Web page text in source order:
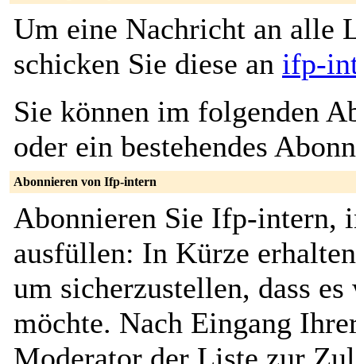
Um eine Nachricht an alle
schicken Sie diese an ifp-
Sie können im folgenden
oder ein bestehendes
Abonnieren von Ifp-intern
Abonnieren Sie Ifp-intern,
ausfüllen: In Kürze
um sicherzustellen, dass
möchte. Nach Eingang